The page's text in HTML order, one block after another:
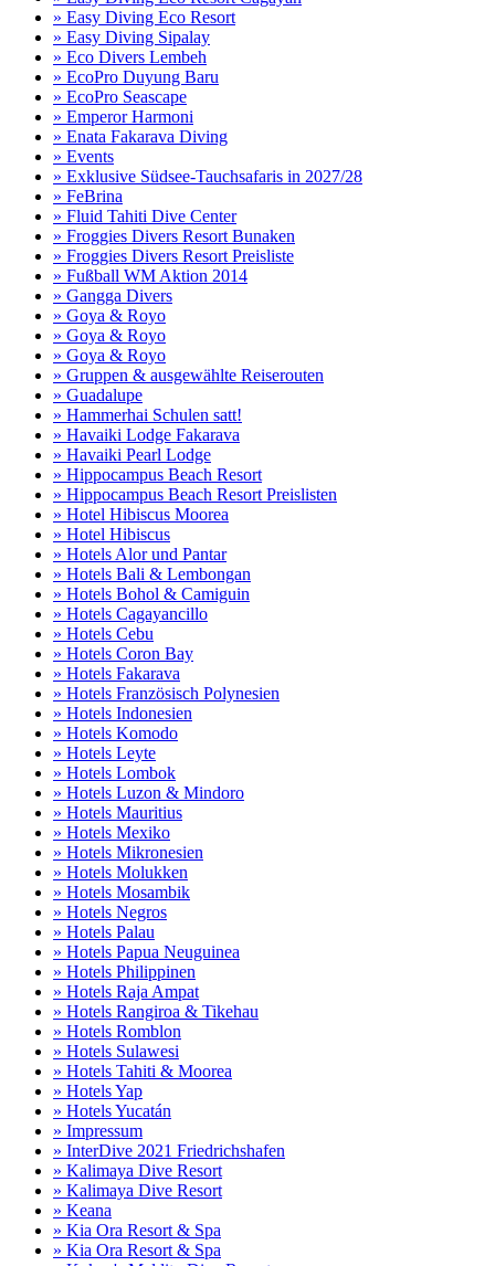
» Easy Diving Eco Resort
» Easy Diving Sipalay
» Eco Divers Lembeh
» EcoPro Duyung Baru
» EcoPro Seascape
» Emperor Harmoni
» Enata Fakarava Diving
» Events
» Exklusive Südsee-Tauchsafaris in 2027/28
» FeBrina
» Fluid Tahiti Dive Center
» Froggies Divers Resort Bunaken
» Froggies Divers Resort Preisliste
» Fußball WM Aktion 2014
» Gangga Divers
» Goya & Royo
» Goya & Royo
» Goya & Royo
» Gruppen & ausgewählte Reiserouten
» Guadalupe
» Hammerhai Schulen satt!
» Havaiki Lodge Fakarava
» Havaiki Pearl Lodge
» Hippocampus Beach Resort
» Hippocampus Beach Resort Preislisten
» Hotel Hibiscus Moorea
» Hotel Hibiscus
» Hotels Alor und Pantar
» Hotels Bali & Lembongan
» Hotels Bohol & Camiguin
» Hotels Cagayancillo
» Hotels Cebu
» Hotels Coron Bay
» Hotels Fakarava
» Hotels Französisch Polynesien
» Hotels Indonesien
» Hotels Komodo
» Hotels Leyte
» Hotels Lombok
» Hotels Luzon & Mindoro
» Hotels Mauritius
» Hotels Mexiko
» Hotels Mikronesien
» Hotels Molukken
» Hotels Mosambik
» Hotels Negros
» Hotels Palau
» Hotels Papua Neuguinea
» Hotels Philippinen
» Hotels Raja Ampat
» Hotels Rangiroa & Tikehau
» Hotels Romblon
» Hotels Sulawesi
» Hotels Tahiti & Moorea
» Hotels Yap
» Hotels Yucatán
» Impressum
» InterDive 2021 Friedrichshafen
» Kalimaya Dive Resort
» Kalimaya Dive Resort
» Keana
» Kia Ora Resort & Spa
» Kia Ora Resort & Spa